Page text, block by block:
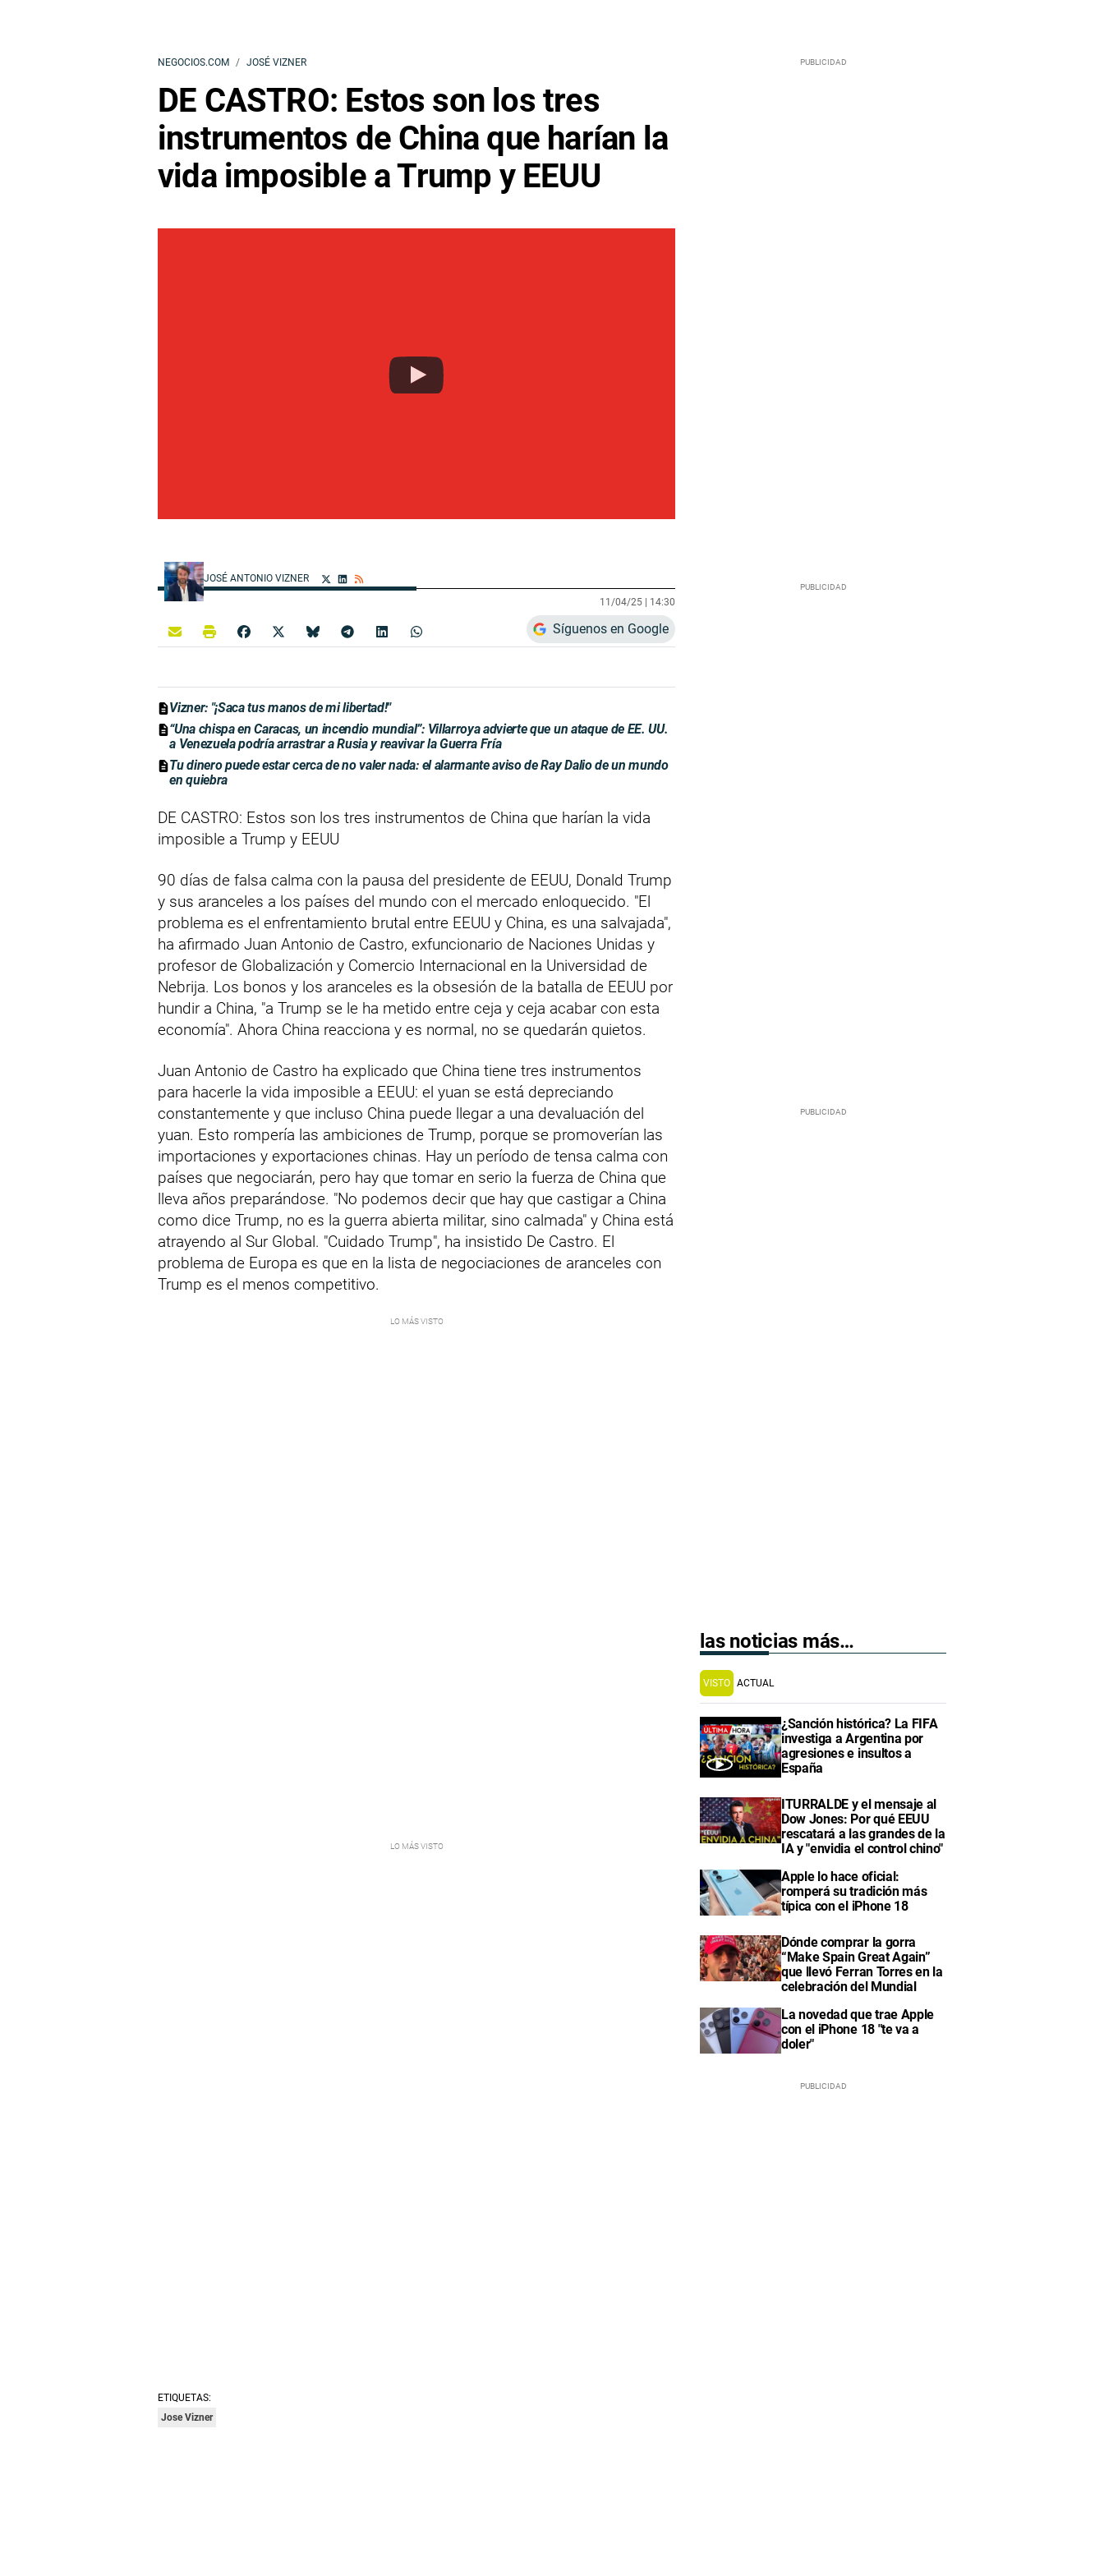
NEGOCIOS.COM JOSÉ VIZNER
DE CASTRO: Estos son los tres
instrumentos de China que harían la
vida imposible a Trump y EEUU
JOSÉ ANTONIO VIZNER
11/04/25 | 14:30
Síguenos en Google
Vizner: "¡Saca tus manos de mi libertad!"
“Una chispa en Caracas, un incendio mundial”: Villarroya advierte que un ataque de EE. UU.
a Venezuela podría arrastrar a Rusia y reavivar la Guerra Fría
Tu dinero puede estar cerca de no valer nada: el alarmante aviso de Ray Dalio de un mundo
en quiebra
DE CASTRO: Estos son los tres instrumentos de China que harían la vida
imposible a Trump y EEUU
90 días de falsa calma con la pausa del presidente de EEUU, Donald Trump
y sus aranceles a los países del mundo con el mercado enloquecido. "El
problema es el enfrentamiento brutal entre EEUU y China, es una salvajada",
ha afirmado Juan Antonio de Castro, exfuncionario de Naciones Unidas y
profesor de Globalización y Comercio Internacional en la Universidad de
Nebrija. Los bonos y los aranceles es la obsesión de la batalla de EEUU por
hundir a China, "a Trump se le ha metido entre ceja y ceja acabar con esta
economía". Ahora China reacciona y es normal, no se quedarán quietos.
Juan Antonio de Castro ha explicado que China tiene tres instrumentos
para hacerle la vida imposible a EEUU: el yuan se está depreciando
constantemente y que incluso China puede llegar a una devaluación del
yuan. Esto rompería las ambiciones de Trump, porque se promoverían las
importaciones y exportaciones chinas. Hay un período de tensa calma con
países que negociarán, pero hay que tomar en serio la fuerza de China que
lleva años preparándose. "No podemos decir que hay que castigar a China
como dice Trump, no es la guerra abierta militar, sino calmada" y China está
atrayendo al Sur Global. "Cuidado Trump", ha insistido De Castro. El
problema de Europa es que en la lista de negociaciones de aranceles con
Trump es el menos competitivo.
ETIQUETAS:
Jose Vizner
las noticias más…
VISTO ACTUAL
¿Sanción histórica? La FIFA
investiga a Argentina por
agresiones e insultos a
España
ITURRALDE y el mensaje al
Dow Jones: Por qué EEUU
rescatará a las grandes de la
IA y "envidia el control chino"
Apple lo hace oficial:
romperá su tradición más
típica con el iPhone 18
Dónde comprar la gorra
“Make Spain Great Again”
que llevó Ferran Torres en la
celebración del Mundial
La novedad que trae Apple
con el iPhone 18 "te va a
doler"